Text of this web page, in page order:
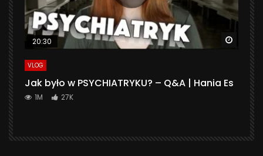
20:30
VLOG
Jak było w PSYCHIATRYKU? – Q&A | Hania Es
1M 27K